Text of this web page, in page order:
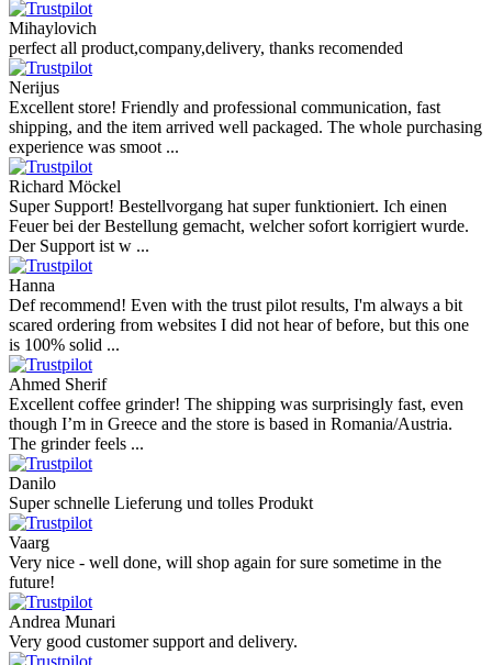
Mihaylovich
perfect all product,company,delivery, thanks recomended
Nerijus
Excellent store! Friendly and professional communication, fast
shipping, and the item arrived well packaged. The whole purchasing
experience was smoot ...
Richard Möckel
Super Support! Bestellvorgang hat super funktioniert. Ich einen
Feuer bei der Bestellung gemacht, welcher sofort korrigiert wurde.
Der Support ist w ...
Hanna
Def recommend! Even with the trust pilot results, I'm always a bit
scared ordering from websites I did not hear of before, but this one
is 100% solid ...
Ahmed Sherif
Excellent coffee grinder! The shipping was surprisingly fast, even
though I’m in Greece and the store is based in Romania/Austria.
The grinder feels ...
Danilo
Super schnelle Lieferung und tolles Produkt
Vaarg
Very nice - well done, will shop again for sure sometime in the
future!
Andrea Munari
Very good customer support and delivery.